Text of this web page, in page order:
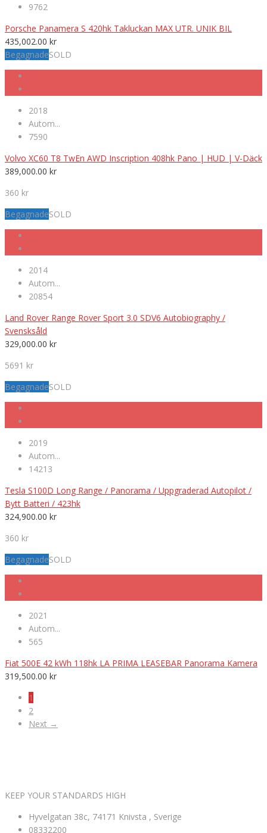
9762
Porsche Panamera S 420hk Takluckan MAX UTR. UNIK BIL
435,002.00 kr
BegagnadeSOLD
2018
Autom...
7590
Volvo XC60 T8 TwEn AWD Inscription 408hk Pano | HUD | V-Däck
389,000.00 kr
360 kr
BegagnadeSOLD
2014
Autom...
20854
Land Rover Range Rover Sport 3.0 SDV6 Autobiography /
Svensksåld
329,000.00 kr
5691 kr
BegagnadeSOLD
2019
Autom...
14213
Tesla S100D Long Range / Panorama / Uppgraderad Autopilot /
Bytt Batteri / 423hk
324,900.00 kr
360 kr
BegagnadeSOLD
2021
Autom...
565
Fiat 500E 42 kWh 118hk LA PRIMA LEASEBAR Panorama Kamera
319,500.00 kr
1
2
Next →
KEEP YOUR STANDARDS HIGH
Hyvelgatan 38c, 74171 Knivsta , Sverige
08332200